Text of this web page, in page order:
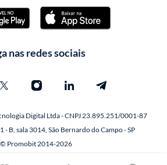
nas redes sociais
Digital Ltda - CNPJ 23.895.251/0001-87
- B, sala 3014, São Bernardo do Campo - SP
© Promobit 2014-2026